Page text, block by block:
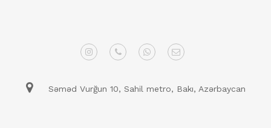
Səməd Vurğun 10, Sahil metro, Bakı, Azərbaycan